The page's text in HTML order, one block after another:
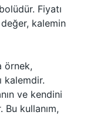
Fiyatı
kalemin
örnek,
kalemdir.
ve kendini
Bu kullanım,